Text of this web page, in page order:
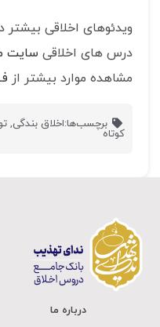
ویدئوهای اخلاقی بیشتر
درس های اخلاقی سایت
مشاهده موارد بیشتر از
برچسب‌ها:اخلاق بندگی,
کوتاه
درباره ما